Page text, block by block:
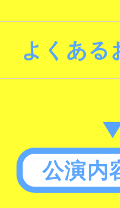
よくある
公演内